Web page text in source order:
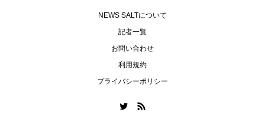
NEWS SALTについて
記者一覧
お問い合わせ
利用規約
プライバシーポリシー